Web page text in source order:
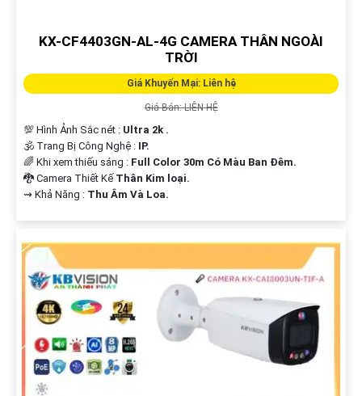
KX-CF4403GN-AL-4G CAMERA THÂN NGOÀI
TRỜI
Giá Khuyến Mại: Liên hệ
Giá Bán: LIÊN HỆ
💯 Hình Ảnh Sắc nét : Ultra 2k .
🕉️ Trang Bị Công Nghệ : IP.
🌈 Khi xem thiếu sáng : Full Color 30m Có Màu Ban Ðêm.
🐉️ Camera Thiết Kế Thân Kim loại.
️⇝ Khả Năng : Thu Âm Và Loa.